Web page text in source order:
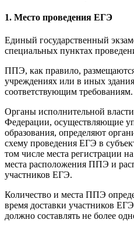
1. Место проведения ЕГЭ
Единый государственный
специальных пунктах
ППЭ, как правило,
учреждениях или в иных
соответствующим требованиям.
Органы исполнительной
Федерации, осуществляющие
образования, определяют
схему проведения ЕГЭ в
том числе места регистрации
места расположения ППЭ и
участников ЕГЭ.
Количество и места ППЭ
время доставки участников
должно составлять не более